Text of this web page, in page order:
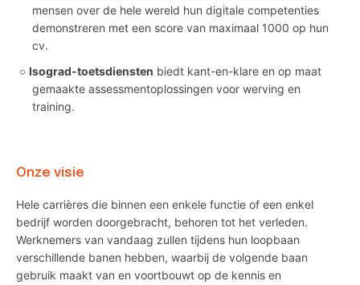
mensen over de hele wereld hun digitale competenties
demonstreren met een score van maximaal 1000 op hun
cv.
Isograd-toetsdiensten biedt kant-en-klare en op maat
gemaakte assessmentoplossingen voor werving en
training.
Onze visie
Hele carrières die binnen een enkele functie of een enkel
bedrijf worden doorgebracht, behoren tot het verleden.
Werknemers van vandaag zullen tijdens hun loopbaan
verschillende banen hebben, waarbij de volgende baan
gebruik maakt van en voortbouwt op de kennis en